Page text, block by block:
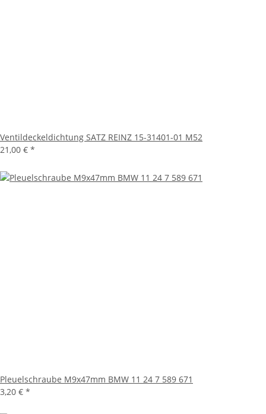
Ventildeckeldichtung SATZ REINZ 15-31401-01 M52
21,00 € *
Pleuelschraube M9x47mm BMW 11 24 7 589 671
3,20 € *